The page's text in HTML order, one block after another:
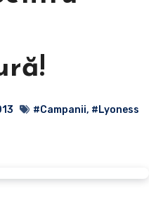
#Campanii, #Lyoness